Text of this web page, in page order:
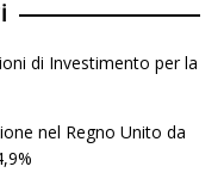
di Investimento per la
nel Regno Unito da